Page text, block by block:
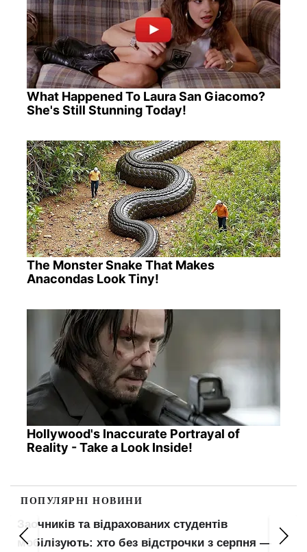
What Happened To Laura San Giacomo?
She's Still Stunning Today!
The Monster Snake That Makes
Anacondas Look Tiny!
Hollywood's Inaccurate Portrayal of
Reality - Take a Look Inside!
ПОПУЛЯРНІ НОВИНИ
Заочників та відрахованих студентів
мобілізують: хто без відстрочки з серпня —